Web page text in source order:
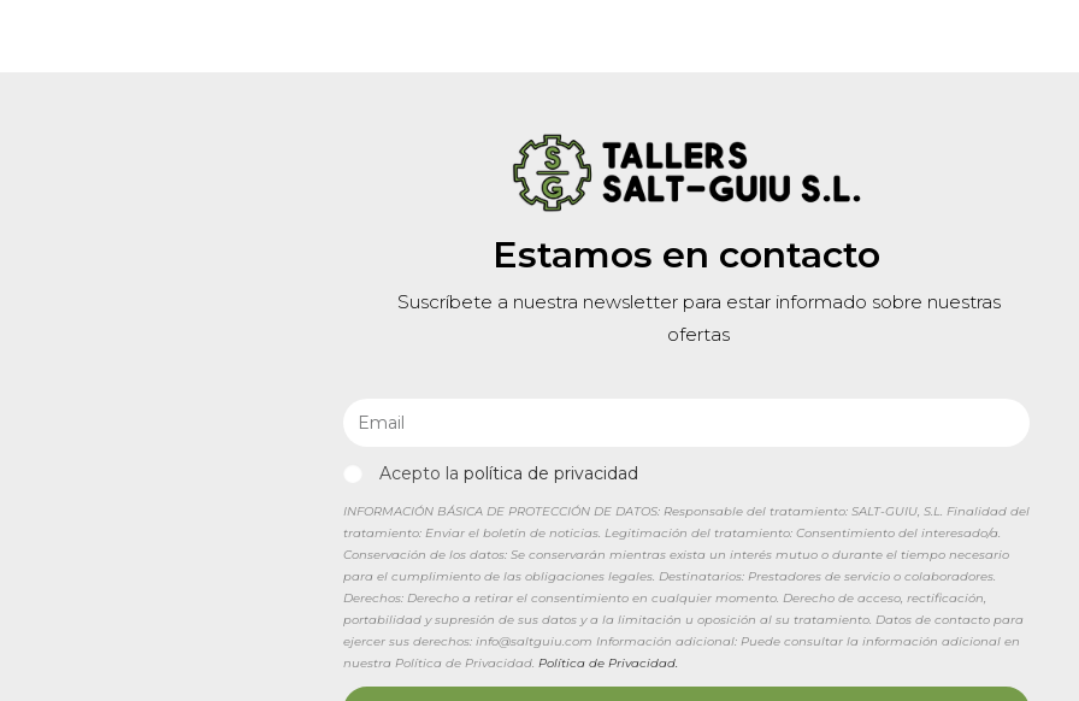
Estamos en contacto
Suscríbete a nuestra newsletter para estar informado sobre nuestras
ofertas
Acepto la política de privacidad
INFORMACIÓN BÁSICA DE PROTECCIÓN DE DATOS: Responsable del tratamiento: SALT-GUIU, S.L. Finalidad del
tratamiento: Enviar el boletín de noticias. Legitimación del tratamiento: Consentimiento del interesado/a.
Conservación de los datos: Se conservarán mientras exista un interés mutuo o durante el tiempo necesario
para el cumplimiento de las obligaciones legales. Destinatarios: Prestadores de servicio o colaboradores.
Derechos: Derecho a retirar el consentimiento en cualquier momento. Derecho de acceso, rectificación,
portabilidad y supresión de sus datos y a la limitación u oposición al su tratamiento. Datos de contacto para
ejercer sus derechos: info@saltguiu.com Información adicional: Puede consultar la información adicional en
nuestra Política de Privacidad. Política de Privacidad.